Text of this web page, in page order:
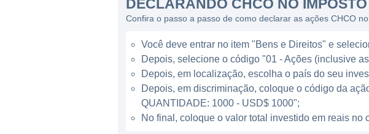
humano, garantindo que seus clientes tenham
principais linhas de negócios incluem o
crédito para empresas e hipotecas. Além
patrimônio e investimentos, que
necessidades financeiras de uma ampla gama
DECLARANDO CHCO NO
Confira o passo a passo de como declarar as ações CHCO
Você deve entrar no item "Bens e Direitos" e
Depois, selecione o código "01 - Ações (inclusive
Depois, em localização, escolha o país do seu
Depois, em discriminação, coloque o código da
QUANTIDADE: 1000 - USD$ 1000";
No final, coloque o valor total investido em reais no